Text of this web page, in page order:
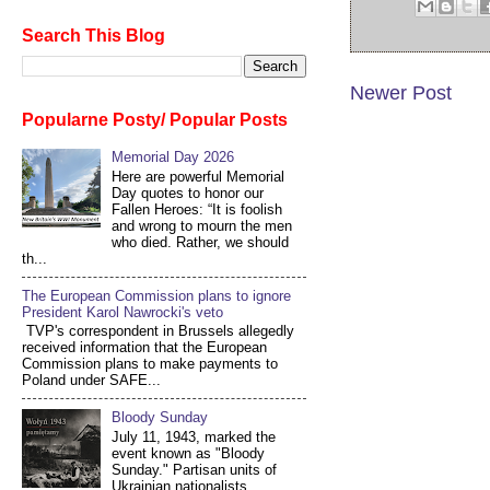
Newer Post
Search This Blog
Popularne Posty/ Popular Posts
Memorial Day 2026
Here are powerful Memorial
Day quotes to honor our
Fallen Heroes: “It is foolish
and wrong to mourn the men
who died. Rather, we should
th...
The European Commission plans to ignore
President Karol Nawrocki's veto
TVP's correspondent in Brussels allegedly
received information that the European
Commission plans to make payments to
Poland under SAFE...
Bloody Sunday
July 11, 1943, marked the
event known as "Bloody
Sunday." Partisan units of
Ukrainian nationalists,